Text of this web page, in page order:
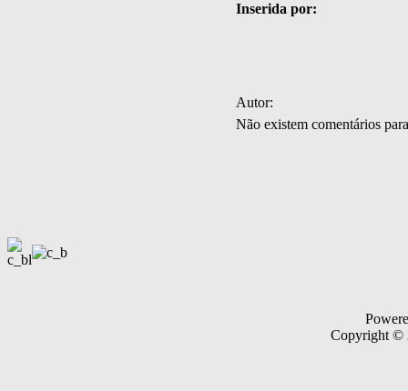
Inserida por:
Autor:
Não existem comentários
Copyright ©